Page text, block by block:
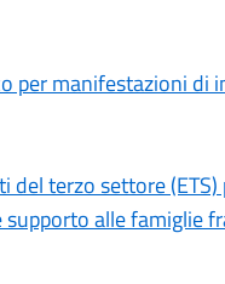
per manifestazioni di
terzo settore
alle famiglie